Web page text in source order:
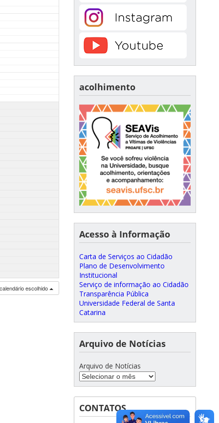
escolhido
acolhimento
Acesso à Informação
Carta de Serviços ao Cidadão
Plano de Desenvolvimento
Institucional
Serviço de informação ao Cidadão
Transparência Pública
Universidade Federal de Santa
Catarina
Arquivo de Notícias
Arquivo de Notícias
CONTATOS